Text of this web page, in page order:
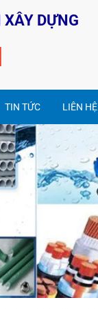
DỰNG
TIN TỨC LIÊN HỆ